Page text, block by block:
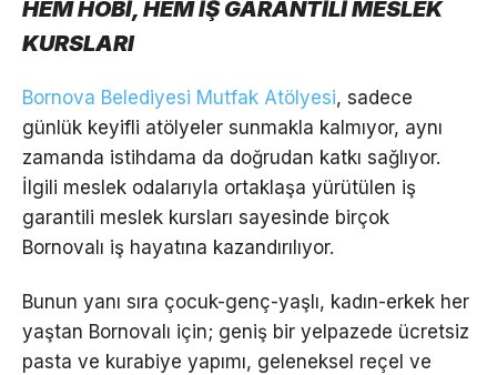
HEM HOBİ, HEM İŞ GARANTİLİ MESLEK
KURSLARI
Bornova Belediyesi Mutfak Atölyesi, sadece
günlük keyifli atölyeler sunmakla kalmıyor, aynı
zamanda istihdama da doğrudan katkı sağlıyor.
İlgili meslek odalarıyla ortaklaşa yürütülen iş
garantili meslek kursları sayesinde birçok
Bornovalı iş hayatına kazandırılıyor.
Bunun yanı sıra çocuk-genç-yaşlı, kadın-erkek her
yaştan Bornovalı için; geniş bir yelpazede ücretsiz
pasta ve kurabiye yapımı, geleneksel reçel ve